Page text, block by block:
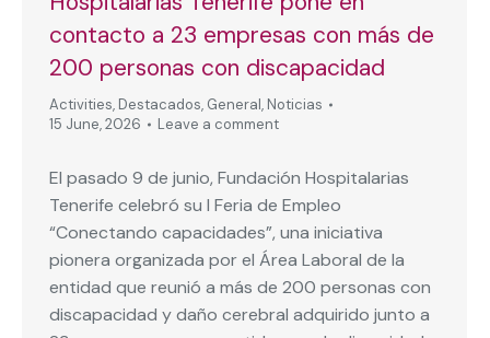
contacto a 23 empresas con más de
200 personas con discapacidad
Activities, Destacados, General, Noticias
15 June, 2026
Leave a comment
El pasado 9 de junio, Fundación Hospitalarias
Tenerife celebró su I Feria de Empleo
“Conectando capacidades”, una iniciativa
pionera organizada por el Área Laboral de la
entidad que reunió a más de 200 personas con
discapacidad y daño cerebral adquirido junto a